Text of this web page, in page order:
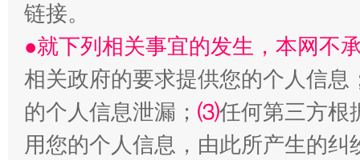
链接。
●就下列相关事宜的发生，本网不
相关政府的要求提供您的个人信息
的个人信息泄漏； ⑶任何第三方根
用您的个人信息，由此所产生的纠